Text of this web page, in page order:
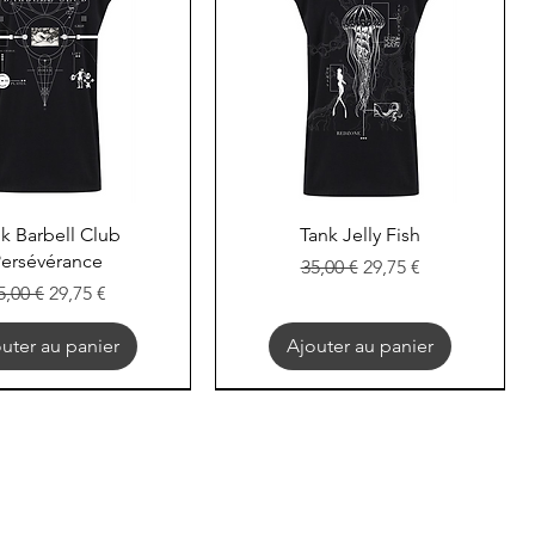
rapide
Barbell Club
original
€ Prix promotionnel
29,75 €
au panier
Aperçu rapide
Tank Jelly Fish
Prix original
35,00 € Prix promotionnel
29,75 €
Ajouter au panier